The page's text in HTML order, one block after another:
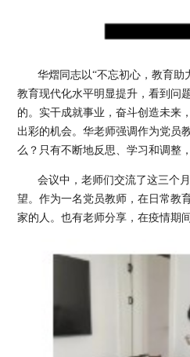
华熠同志以“不忘初心，教育助
教育现代化水平明显提升，看到问
的。实干成就事业，奋斗创造未来
出彩的机会。华老师强调作为党员
么？只有不断地反思、学习和调整
会议中，老师们交流了这三个
望。作为一名党员教师，在日常教
家的人。也有老师分享，在疫情期